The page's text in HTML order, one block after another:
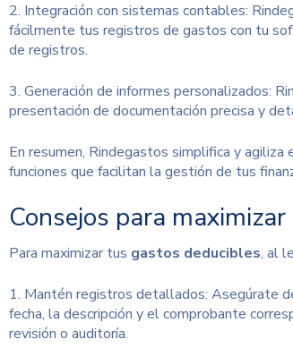
2. Integración con sistemas contables:
fácilmente tus registros de gastos con tu
de registros.
3. Generación de informes personalizados:
presentación de documentación precisa y
En resumen, Rindegastos simplifica y
funciones que facilitan la gestión de tus
Consejos para
Para maximizar tus gastos deducibles, al
1. Mantén registros detallados: Asegúrate
fecha, la descripción y el comprobante
revisión o auditoría.